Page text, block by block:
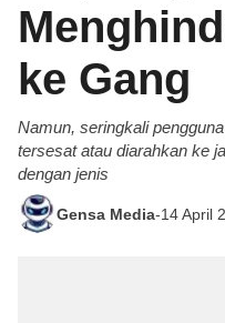
ke Gang
Namun, seringkali
tersesat atau diarahkan ke
dengan jenis
Gensa Media-14 April